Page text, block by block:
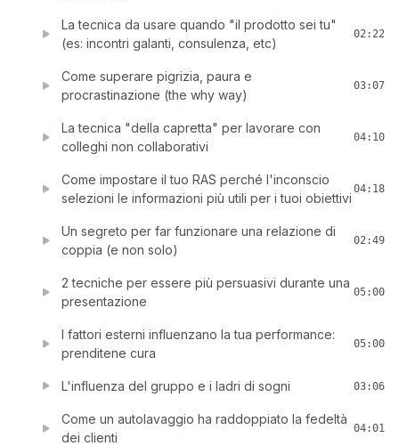
La tecnica da usare quando "il prodotto sei tu"
(es: incontri galanti, consulenza, etc)
02:22
Come superare pigrizia, paura e
procrastinazione (the why way)
03:07
La tecnica "della capretta" per lavorare con
colleghi non collaborativi
04:10
Come impostare il tuo RAS perché l'inconscio
selezioni le informazioni più utili per i tuoi obiettivi
04:18
Un segreto per far funzionare una relazione di
coppia (e non solo)
02:49
2 tecniche per essere più persuasivi durante una
presentazione
05:00
I fattori esterni influenzano la tua performance:
prenditene cura
05:00
L'influenza del gruppo e i ladri di sogni 03:06
Come un autolavaggio ha raddoppiato la fedeltà
dei clienti
04:01